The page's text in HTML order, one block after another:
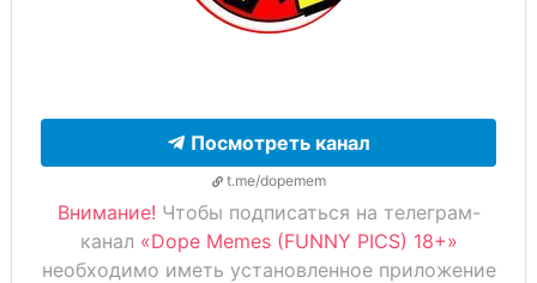
Посмотреть канал
t.me/dopemem
Внимание! Чтобы подписаться на телеграм-
канал «Dope Memes (FUNNY PICS) 18+»
необходимо иметь установленное приложение